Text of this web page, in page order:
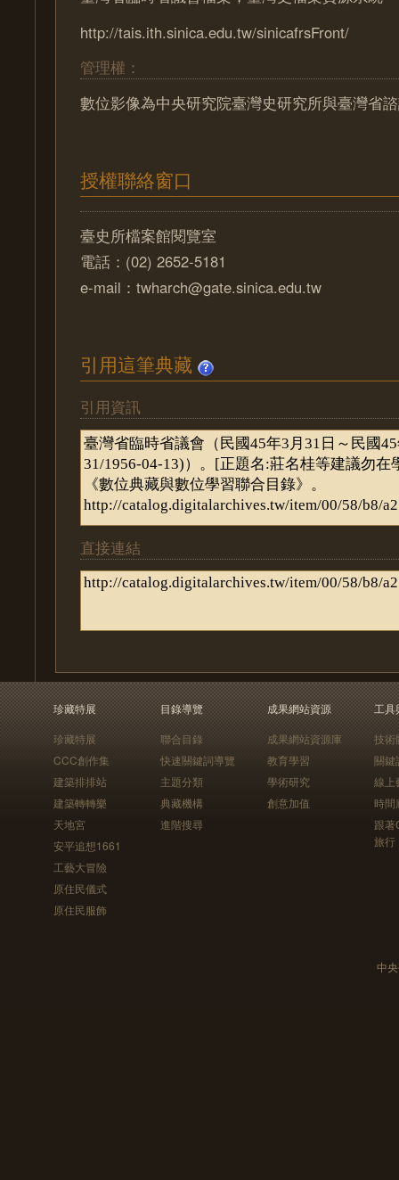
http://tais.ith.sinica.edu.tw/sinicafrsFront/
管理權：
數位影像為中央研究院臺灣史研究所與臺灣省
授權聯絡窗口
臺史所檔案館閱覽室
電話：(02) 2652-5181
e-mail：twharch@gate.sinica.edu.tw
引用這筆典藏
引用資訊
直接連結
珍藏特展
珍藏特展
CCC創作集
建築排排站
建築轉轉樂
天地宮
安平追想1661
工藝大冒險
原住民儀式
原住民服飾
目錄導覽
聯合目錄
快速關鍵詞導覽
主題分類
典藏機構
進階搜尋
成果網站資源
成果網站資源庫
教育學習
學術研究
創意加值
工具
技術
關鍵
線上
時間
跟
旅行
中